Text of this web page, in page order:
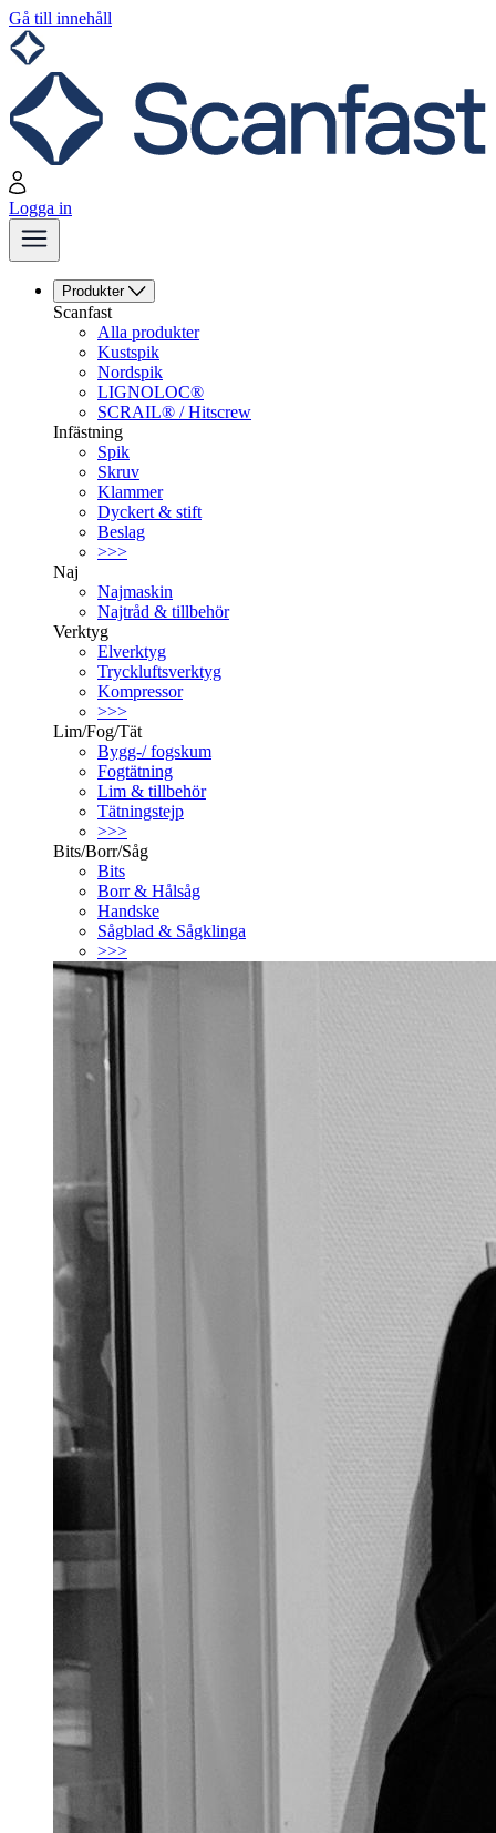
Gå till innehåll
Logga in
Produkter
Scanfast
Alla produkter
Kustspik
Nordspik
LIGNOLOC®
SCRAIL® / Hitscrew
Infästning
Spik
Skruv
Klammer
Dyckert & stift
Beslag
>>>
Naj
Najmaskin
Najtråd & tillbehör
Verktyg
Elverktyg
Tryckluftsverktyg
Kompressor
>>>
Lim/Fog/Tät
Bygg-/ fogskum
Fogtätning
Lim & tillbehör
Tätningstejp
>>>
Bits/Borr/Såg
Bits
Borr & Hålsåg
Handske
Sågblad & Sågklinga
>>>